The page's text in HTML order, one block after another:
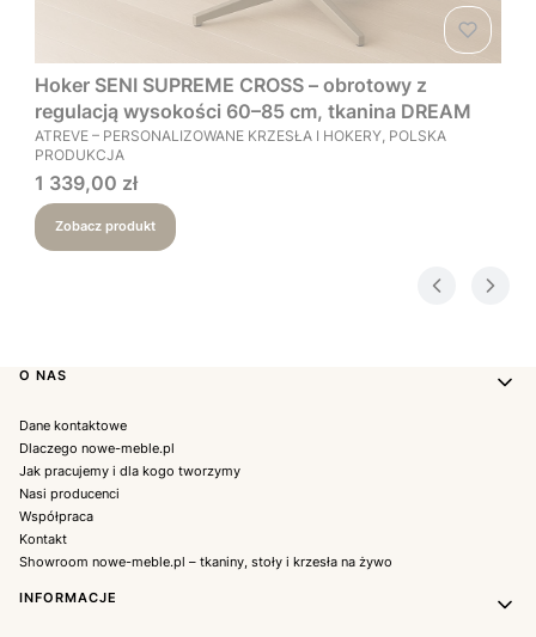
Hoker SENI SUPREME CROSS – obrotowy z
regulacją wysokości 60–85 cm, tkanina DREAM
PRODUCENT
ATREVE – PERSONALIZOWANE KRZESŁA I HOKERY, POLSKA
PRODUKCJA
Cena
1 339,00 zł
Zobacz produkt
Linki w stopce
O NAS
Dane kontaktowe
Dlaczego nowe-meble.pl
Jak pracujemy i dla kogo tworzymy
Nasi producenci
Współpraca
Kontakt
Showroom nowe-meble.pl – tkaniny, stoły i krzesła na żywo
INFORMACJE